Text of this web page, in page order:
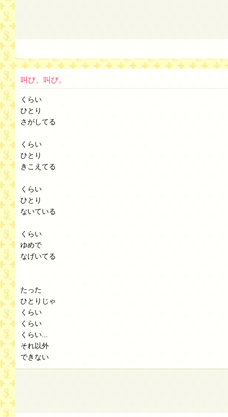
叫び、叫び。
くらい
ひとり
さがしてる
くらい
ひとり
きこえてる
くらい
ひとり
ないている
くらい
ゆめで
なげいてる
たった
ひとりじゃ
くらい
くらい
くらい...
それ以外
できない